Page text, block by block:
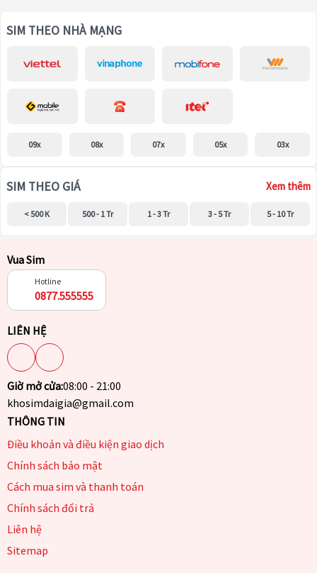
SIM THEO NHÀ MẠNG
09x 08x 07x 05x 03x
SIM THEO GIÁ Xem thêm
< 500 K 500 - 1 Tr 1 - 3 Tr 3 - 5 Tr 5 - 10 Tr
Vua Sim
Hotline
0877.555555
LIÊN HỆ
Giờ mở cửa:08:00 - 21:00
khosimdaigia@gmail.com
THÔNG TIN
Điều khoản và điều kiện giao dịch
Chính sách bảo mật
Cách mua sim và thanh toán
Chính sách đổi trả
Liên hệ
Sitemap